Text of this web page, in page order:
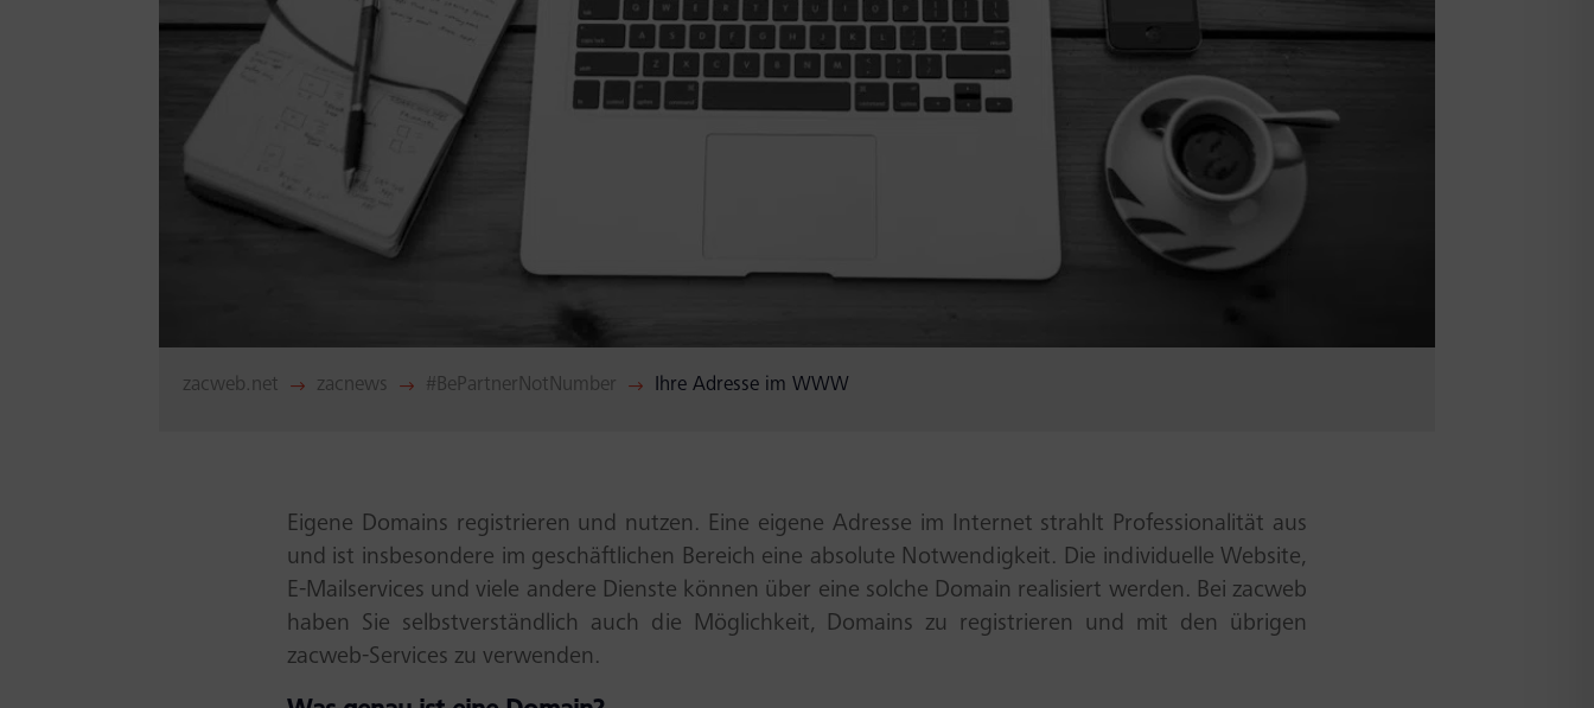
zacweb.net $ zacnews $ #BePartnerNotNumber $ Ihre Adresse im WWW
Eigene Domains registrieren und nutzen. Eine eigene Adresse im Internet strahlt Professionalität aus
und ist insbesondere im geschäftlichen Bereich eine absolute Notwendigkeit. Die individuelle Website,
E-Mailservices und viele andere Dienste können über eine solche Domain realisiert werden. Bei zacweb
haben Sie selbstverständlich auch die Möglichkeit, Domains zu registrieren und mit den übrigen
zacweb-Services zu verwenden.